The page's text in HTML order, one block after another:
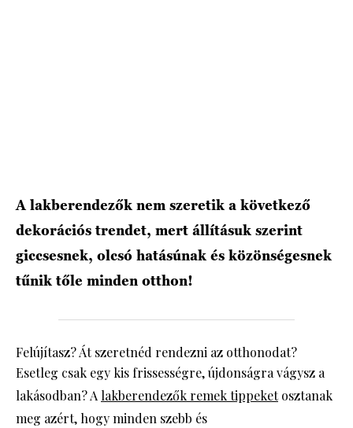
A lakberendezők nem szeretik a következő
dekorációs trendet, mert állításuk szerint
giccsesnek, olcsó hatásúnak és közönségesnek
tűnik tőle minden otthon!
Felújítasz? Át szeretnéd rendezni az otthonodat?
Esetleg csak egy kis frissességre, újdonságra vágysz a
lakásodban? A lakberendezők remek tippeketosztanak
meg azért, hogy minden szebb és